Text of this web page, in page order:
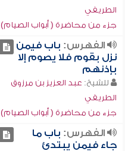
الطريفي
جزء من محاضرة ( أبواب الصيام)
الفهرس: باب فيمن
نزل بقوم فلا يصوم إلا
بإذنهم
للشيخ: عبد العزيز بن مرزوق
الطريفي
جزء من محاضرة ( أبواب الصيام)
الفهرس: باب ما
جاء فيمن يبتدئ